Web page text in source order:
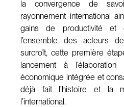
la convergence de
rayonnement international
gains de productivité et
l’ensemble des acteurs
surcroît, cette première
lancement à
économique intégrée et
déjà fait l’histoire et la
l’international.